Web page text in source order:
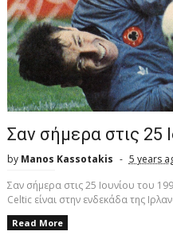
Σαν σήμερα στις 25
by Manos Kassotakis
5 years
Σαν σήμερα στις 25 Ιουνίου του
Celtic είναι στην ενδεκάδα της
Read More